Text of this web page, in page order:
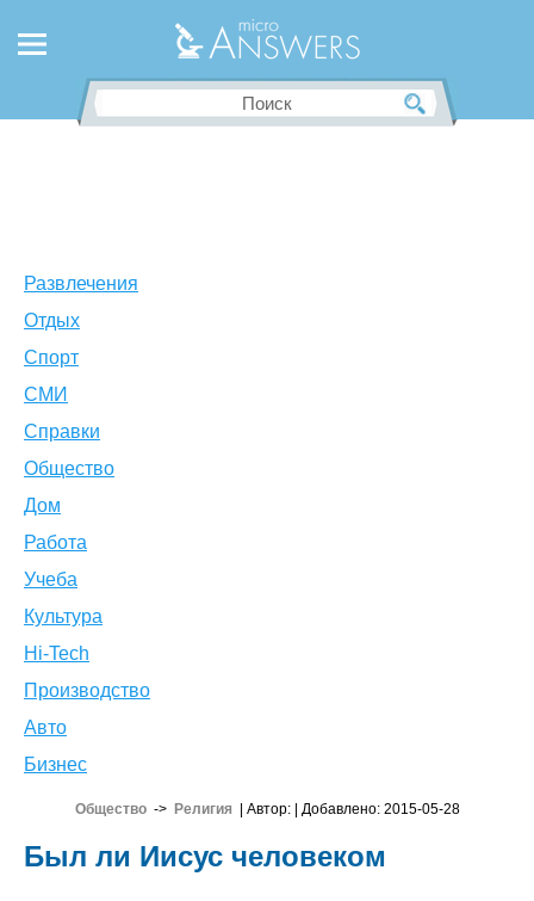
Развлечения
Отдых
Спорт
СМИ
Справки
Общество
Дом
Работа
Учеба
Культура
Hi-Tech
Производство
Авто
Бизнес
Общество-> Религия | Автор: | Добавлено: 2015-05-28
Был ли Иисус человеком